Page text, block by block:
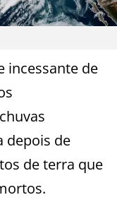
incessante de
depois de
de terra que